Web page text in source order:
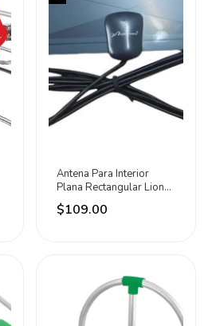
Antena Para Interior
Plana Rectangular Lion
Tools
$109.00